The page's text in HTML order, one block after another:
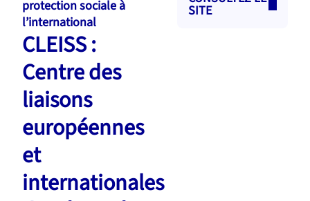
protection sociale à
l’international
CLEISS :
Centre des
liaisons
européennes
et
internationales
SITE